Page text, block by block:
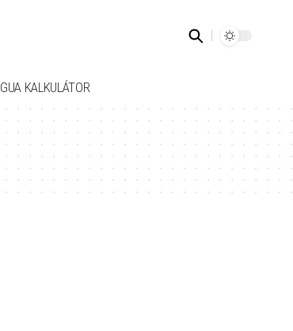
GUA KALKULÁTOR